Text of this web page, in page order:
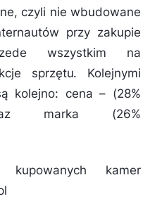
czyli nie wbudowane
przy zakupie
wszystkim na
sprzętu. Kolejnymi
kolejno: cena – (28%
marka (26%
kamer